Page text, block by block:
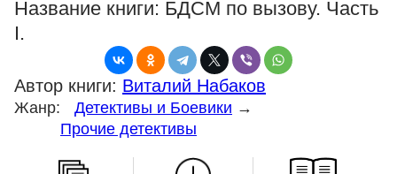
Название книги: БДСМ по вызову. Часть
I.
Автор книги: Виталий Набаков
Жанр: Детективы и Боевики →
Прочие детективы